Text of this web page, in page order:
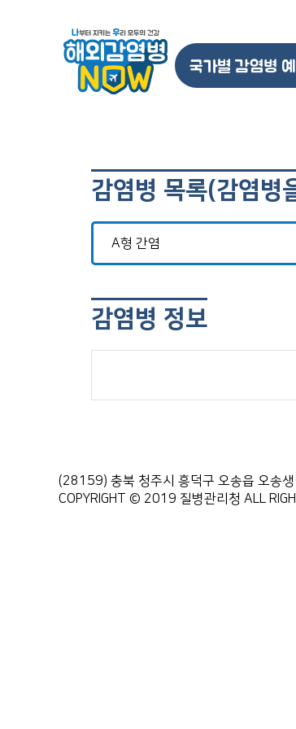
국가별 감염병
감염병 목록(감염병
감염병 정보
(28159) 충북 청주시 흥덕구 오송읍 오송
COPYRIGHT © 2019 질병관리청 ALL